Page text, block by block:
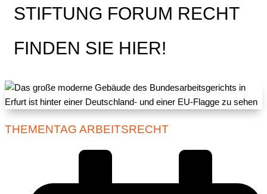
STIFTUNG FORUM RECHT
FINDEN SIE HIER!
THEMENTAG ARBEITSRECHT